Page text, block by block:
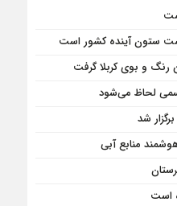
ستون آینده کشور است
رنگ و بوی کربلا گرفت
رسمی لحاظ می‌شود
شد
منابع آبی
است